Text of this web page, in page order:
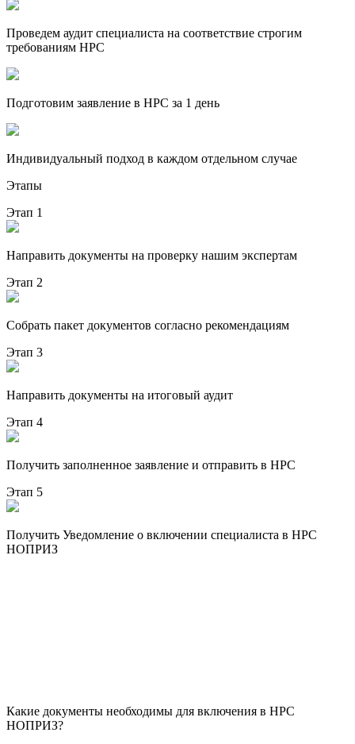
Проведем аудит специалиста на соответствие строгим
требованиям НРС
Подготовим заявление в НРС за 1 день
Индивидуальный подход в каждом отдельном случае
Этапы
Этап 1
Направить документы на проверку нашим экспертам
Этап 2
Собрать пакет документов согласно рекомендациям
Этап 3
Направить документы на итоговый аудит
Этап 4
Получить заполненное заявление и отправить в НРС
Этап 5
Получить Уведомление о включении специалиста в НРС
НОПРИЗ
Какие документы необходимы для включения в НРС
НОПРИЗ?